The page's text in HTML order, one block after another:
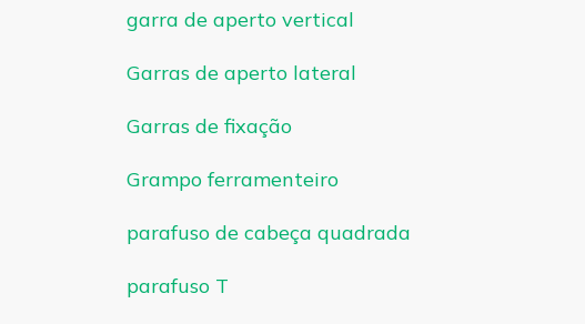
garra de aperto vertical
Garras de aperto lateral
Garras de fixação
Grampo ferramenteiro
parafuso de cabeça quadrada
parafuso T